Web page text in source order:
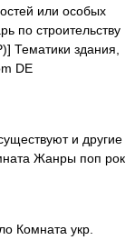
или особых
по строительству
Тематики здания,
DE
и другие
Жанры поп рок
Комната укр.